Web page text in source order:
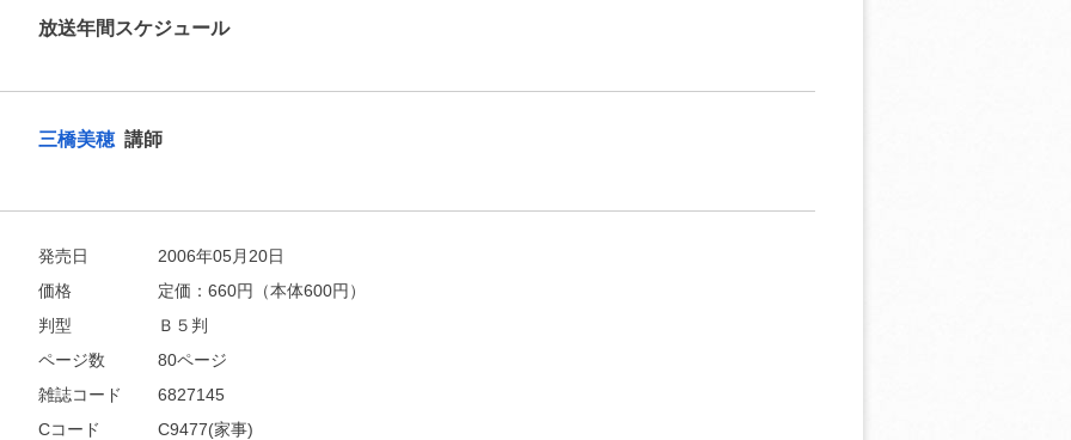
放送年間スケジュール
三橋美穂 講師
発売日
2006年05月20日
価格
定価： 660円（本体600円）
判型
Ｂ５判
ページ数
80ページ
雑誌コード
6827145
Cコード
C9477(家事)